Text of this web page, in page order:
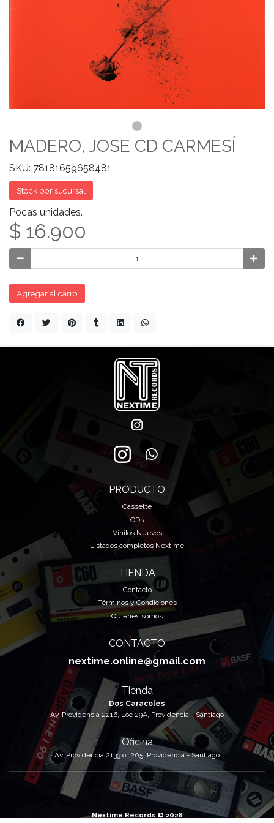
MADERO, JOSE CD CARMESÍ
SKU: 78181659658481
Stock por sucursal
Pocas unidades.
$ 16.900
Agregar al carro
PRODUCTO
Cassette
CDs
Vinilos Nuevos
Listados completos Nextime
TIENDA
Contacto
Términos y Condiciones
Quiénes somos
CONTACTO
nextime.online@gmail.com
Tienda
Dos Caracoles
Av. Providencia 2216, Loc 29A, Providencia - Santiago
Oficina
Av. Providencia 2133 of 205, Providencia - Santiago
Nextime Records © 2026